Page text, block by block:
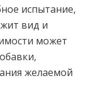
испытание,
вид и
может
желаемой